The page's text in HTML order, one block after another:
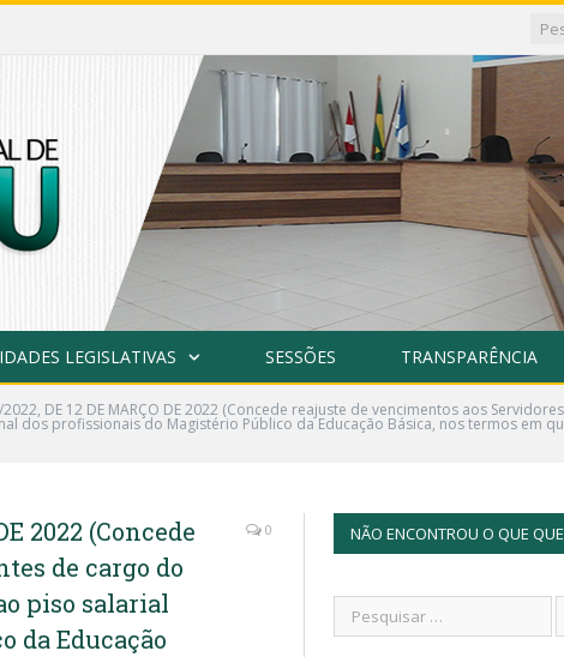
LEGISLATIVAS SESSÕES TRANSPARÊNCIA
2022, DE 12 DE MARÇO DE 2022 (Concede reajuste de vencimentos aos
dos profissionais do Magistério Público da Educação Básica, nos termos em
2022 (Concede
de cargo do
piso salarial
da Educação
0 NÃO ENCONTROU O QUE